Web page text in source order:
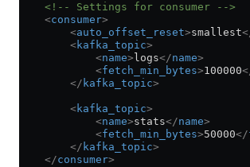
    <!-- Settings for consumer -->
    <
consumer>
        <
auto_offset_reset>smallest
        <
kafka_topic>
            <
name> logs</name>
            <
fetch_min_bytes>100000
        </
kafka_topic>
        <
kafka_topic>
            <
name>stats</name>
            <
fetch_min_bytes>50000</
        </
kafka_topic>
    </
consumer>